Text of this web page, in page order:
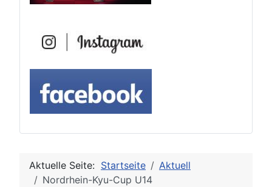
Aktuelle Seite: Startseite
Aktuell
Nordrhein-Kyu-Cup U14